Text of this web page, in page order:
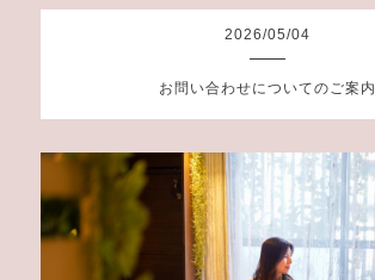
2026/05/04
お問い合わせについてのご案内